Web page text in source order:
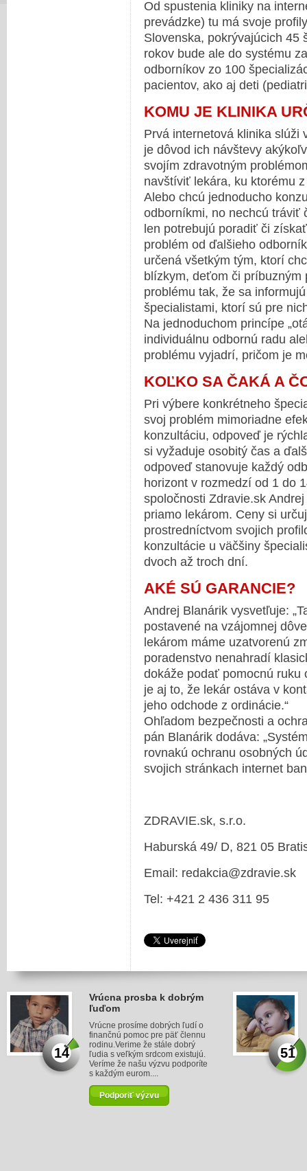
Od spustenia kliniky na
prevádzke) tu má svoje
Slovenska, pokrývajúcich 45
rokov bude ale do systému
odborníkov zo 100
pacientov, ako aj deti
KOMU JE KLINIKA
Prvá internetová klinika slúži
je dôvod ich návštevy
svojím zdravotným
navštíviť lekára, ku ktorému
Alebo chcú jednoducho
odborníkmi, no nechcú tráviť
len potrebujú poradiť či
problém od ďalšieho
určená všetkým tým, ktorí
blízkym, deťom či príbuzným
problému tak, že sa
špecialistami, ktorí sú pre
Na jednoduchom princípe
individuálnu odbornú radu
problému vyjadrí, pričom je
KOĽKO SA ČAKÁ A
Pri výbere konkrétneho
svoj problém mimoriadne
konzultáciu, odpoveď je
si vyžaduje osobitý čas a
odpoveď stanovuje každý
horizont v rozmedzí od 1 do
spoločnosti Zdravie.sk
priamo lekárom. Ceny si
prostredníctvom svojich
konzultácie u väčšiny
dvoch až troch dní.
AKÉ SÚ GARANCIE?
Andrej Blanárik vysvetľuje:
postavené na vzájomnej
lekárom máme uzatvorenú
poradenstvo nenahradí
dokáže podať pomocnú ruku
je aj to, že lekár ostáva v
jeho odchode z ordinácie.“
Ohľadom bezpečnosti a
pán Blanárik dodáva:
rovnakú ochranu osobných
svojich stránkach internet
ZDRAVIE.sk, s.r.o.
Haburská 49/ D, 821 05
Email: redakcia@zdravie.sk
Tel: +421 2 436 311 95
14
Vrúcna prosba k dobrým
ľuďom
Vrúcne prosíme dobrých ľudí o
finančnú pomoc pre päť člennu
rodinu.Verime že stále dobrý
ľudia s veľkým srdcom existujú.
Veríme že našu výzvu podporíte
s každým eurom....
Podporiť výzvu
51